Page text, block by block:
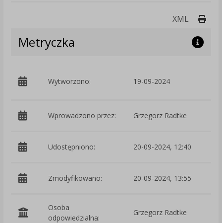
XML
Metryczka
Wytworzono: 19-09-2024
Wprowadzono przez: Grzegorz Radtke
Udostępniono: 20-09-2024, 12:40
Zmodyfikowano: 20-09-2024, 13:55
Osoba
odpowiedzialna:
Grzegorz Radtke